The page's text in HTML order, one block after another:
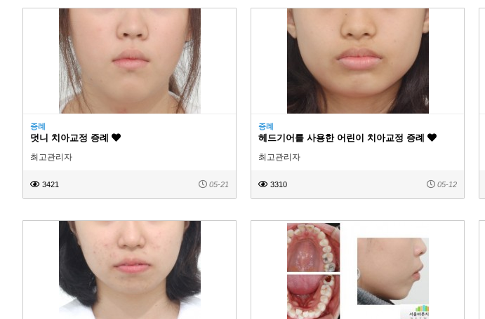
증례
덧니 치아교정 증례
최고관리자
3421 05-21
증례
헤드기어를 사용한 어린이 치아교정 증례
최고관리자
3310 05-12